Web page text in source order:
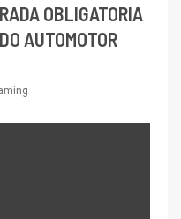
OBLIGATORIA
AUTOMOTOR